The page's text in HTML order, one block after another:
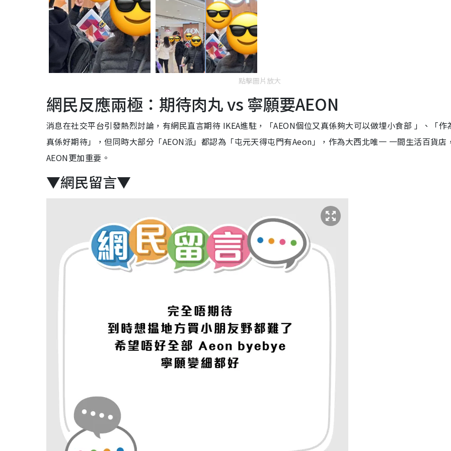
點擊圖片放大
網民反應兩極：期待肉丸 vs 寧願要AEON
消息在社交平台引發熱烈討論，有網民直言期待 IKEA進駐，「AEON個位又真係夠大可以做埋小食部 」、「作
真係好期待」，但同時大部分「AEON派」都認為「屯元天得屯門有Aeon」，作為大西北唯一 一間生活百貨店，
AEON更加重要。
▼網民留言▼